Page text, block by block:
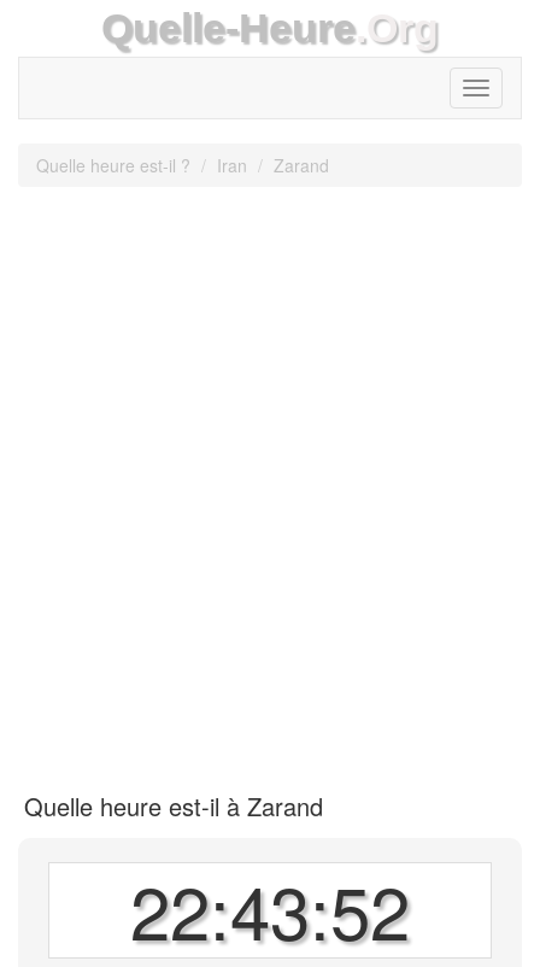
Quelle-Heure.Org
Toggle
Quelle heure est-il ? Iran Zarand
Quelle heure est-il à Zarand
22:43:52